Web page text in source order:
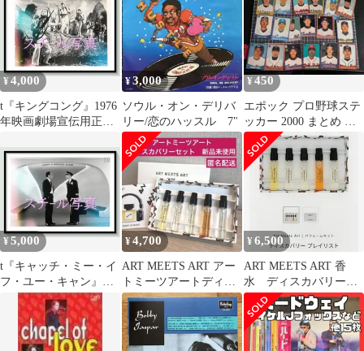
クスター; アンナ・ゲ
イ; マイク・ラブ; ジェ
フ・バリー; ジョニー・
マークス; マーク・ハド
ソン; テイラー・ハンソ
ン and ジョニー・ムー
ア
¥4,000
t『キングコング』1976
年映画劇場宣伝用正規
真 pt006713 ジョ
ン・ギラーミン ジェ
フ・ブリッジス ジェシ
カ・ラング チャール
ズ・グローディン ジャ
ック・オハローラン
¥3,000
ソウル・オン・デリバ
リー/恋のハッスル 7"
¥450
エポック プロ野球ステ
ッカー 2000 まとめ 約
30枚 長嶋茂雄/岩瀬/松
中他
¥5,000
t『キャッチ・ミー・イ
フ・ユー・キャン』
2003年映画オリジナル
スチール写真
pt002043 スティーヴ
ン・スピルバーグ フラ
¥4,700
ART MEETS ART アー
トミーツアートディス
カバリーセット 新品未
使用
¥6,500
ART MEETS ART 香
水 ディスカバリープ
レイリスト5本セット